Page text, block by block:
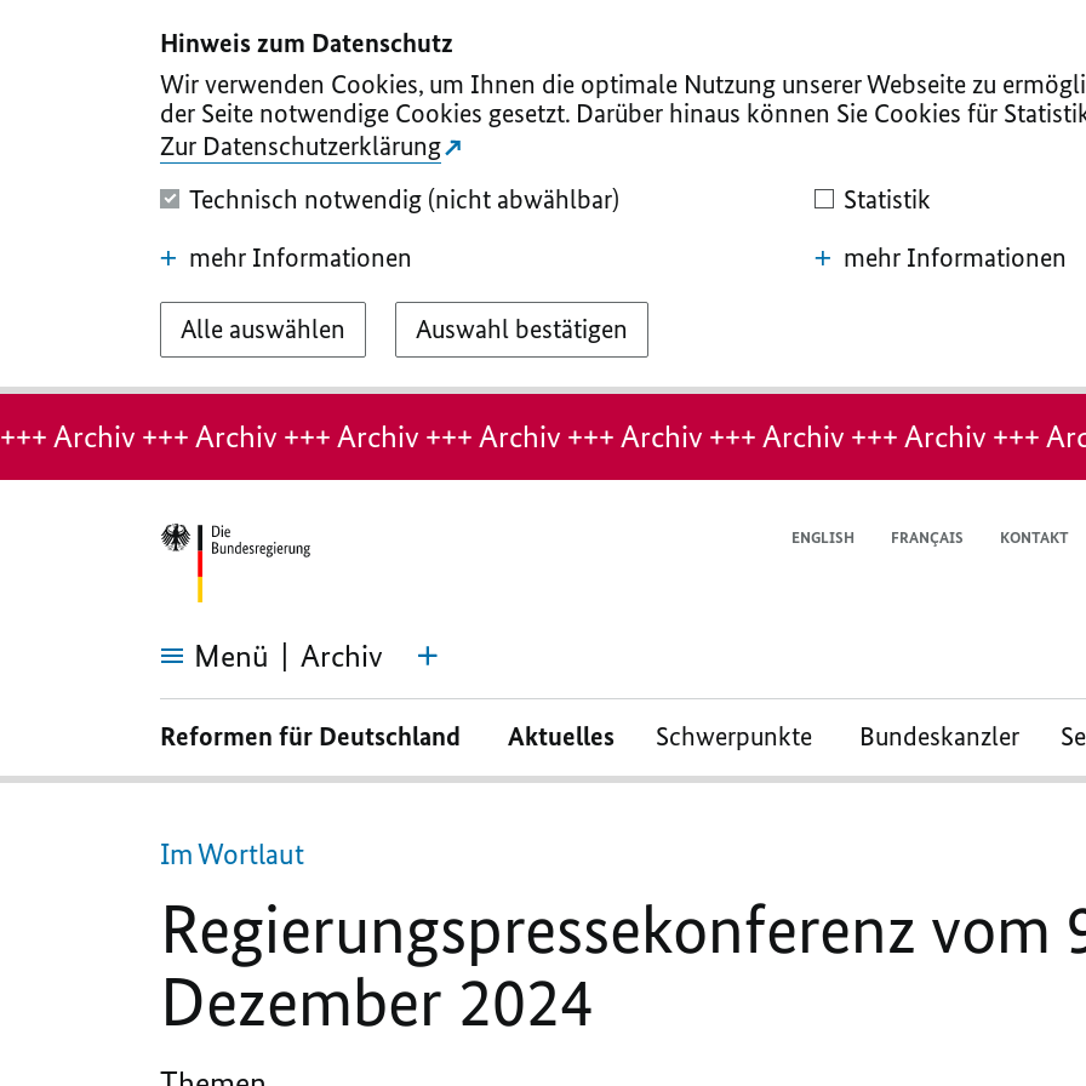
Hinweis zum Datenschutz
Wir verwenden Cookies, um Ihnen die optimale Nutzung unserer Webseite zu
der Seite notwendige Cookies gesetzt. Darüber hinaus können Sie Cookies für
Zur Datenschutzerklärung
Technisch notwendig (nicht abwählbar)
mehr Informationen
Statistik
mehr Informationen
Alle auswählen Auswahl bestätigen
Hinweis:
Seite
+++ Archiv +++ Archiv +++ Archiv +++ Archiv +++ Archiv +++ Archiv +++ Archiv +++
ENGLISH FRANÇAIS KONTAKT
Menü Archiv
Regierungspressekonferenz
Dezember
2024
Reformen für Deutschland Aktuelles Schwerpunkte Bundeskanzler
Im Wortlaut
Regierungspressekonferenz vom
Dezember 2024